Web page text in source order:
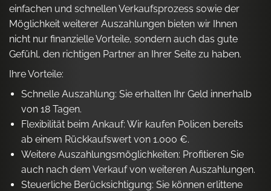
einfachen und schnellen Verkaufsprozess sowie der
Möglichkeit weiterer Auszahlungen bieten wir Ihnen
nicht nur finanzielle Vorteile, sondern auch das gute
Gefühl, den richtigen Partner an Ihrer Seite zu haben.
Ihre Vorteile:
Schnelle Auszahlung: Sie erhalten Ihr Geld innerhalb
von 18 Tagen.
Flexibilität beim Ankauf: Wir kaufen Policen bereits
ab einem Rückkaufswert von 1.000 €.
Weitere Auszahlungsmöglichkeiten: Profitieren Sie
auch nach dem Verkauf von weiteren Auszahlungen.
Steuerliche Berücksichtigung: Sie können erlittene